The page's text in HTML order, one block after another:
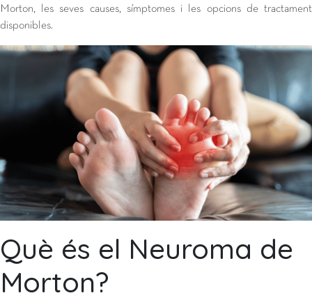
Morton, les seves causes, símptomes i les opcions de tractament
disponibles.
Què és el Neuroma de
Morton?